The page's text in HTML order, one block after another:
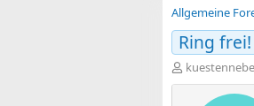
Allgemeine
Ring
E
r